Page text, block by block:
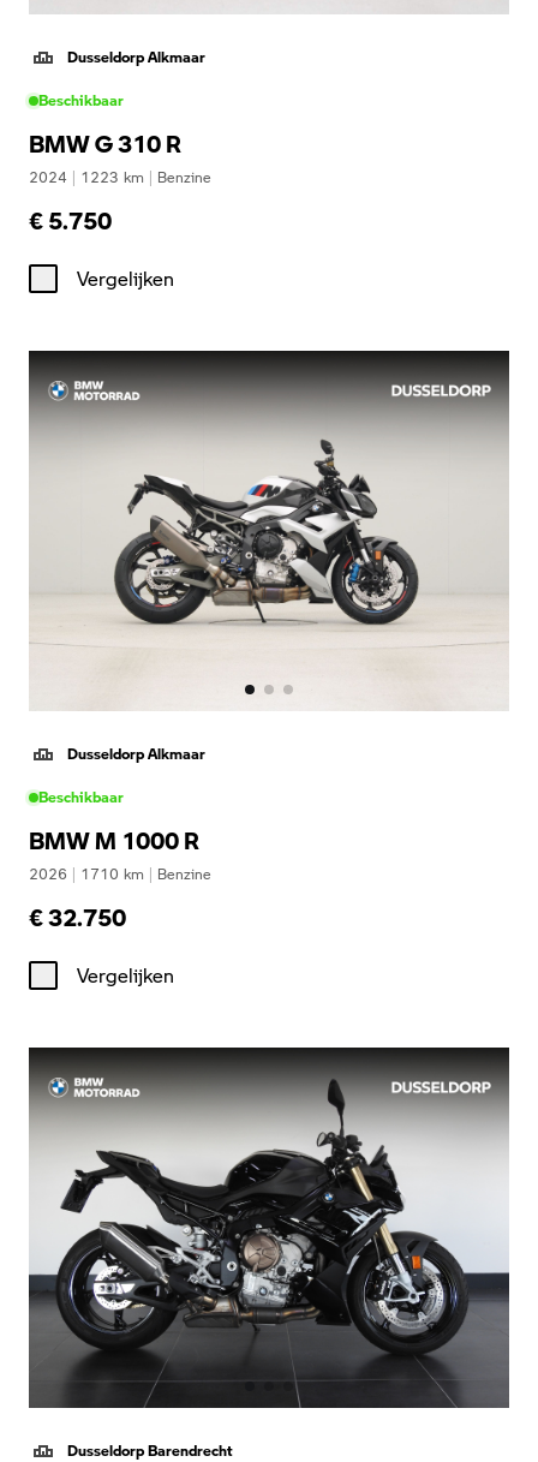
Dusseldorp Alkmaar
Beschikbaar
BMW G 310 R
2024 | 1223 km | Benzine
€ 5.750
Vergelijken
Dusseldorp Alkmaar
Beschikbaar
BMW M 1000 R
2026 | 1710 km | Benzine
€ 32.750
Vergelijken
Dusseldorp Barendrecht